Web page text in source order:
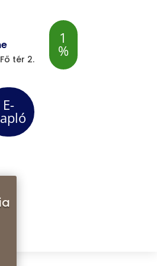
tér 2.
1
%
E-